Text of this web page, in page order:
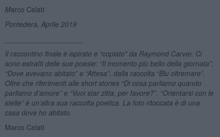
Marco Celati
Pontedera, Aprile 2019
Il raccontino finale è ispirato e “copiato” da Raymond Carver. Ci
sono estratti delle sue poesie: “Il momento più bello della giornata”,
“Dove avevano abitato” e “Attesa”, dalla raccolta “Blu oltremare”.
Oltre che riferimenti alle short stories “Di cosa parliamo quando
parliamo d’amore” e “Vuoi star zitta, per favore?”. “Orientarsi con le
stelle” è un’altra sua raccolta poetica. La foto ritoccata è di una
casa dove ho abitato.
Marco Celati